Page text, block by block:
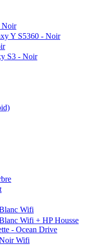
Noir
Y S5360 - Noir
S3 - Noir
Wifi
Wifi + HP Housse
- Ocean Drive
Wifi